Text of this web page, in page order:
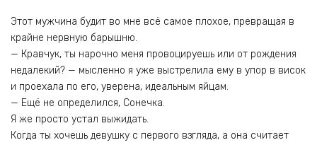
Этот мужчина будит во мне всё самое плохое, превращая в
крайне нервную барышню.
— Кравчук, ты нарочно меня провоцируешь или от рождения
недалекий? — мысленно я уже выстрелила ему в упор в висок
и проехала по его, уверена, идеальным яйцам.
— Ещё не определился, Сонечка.
Я же просто устал выжидать.
Когда ты хочешь девушку с первого взгляда, а она считает